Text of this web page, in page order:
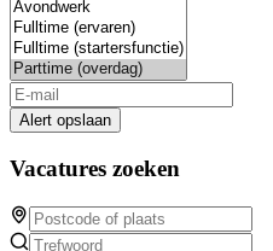
Alert opslaan
Vacatures zoeken